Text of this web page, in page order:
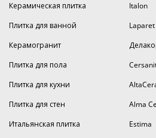
Керамическая плитка
Плитка для ванной
Керамогранит
Плитка для пола
Плитка для кухни
Плитка для стен
Итальянская плитка
Italon
Laparet
Alma
Estima